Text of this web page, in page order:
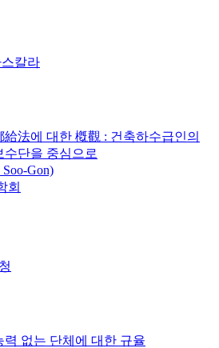
칼라
法에 대한 槪觀 : 건축하수급인의
수단을 중심으로
Soo-Gon)
회
없는 단체에 대한 규율